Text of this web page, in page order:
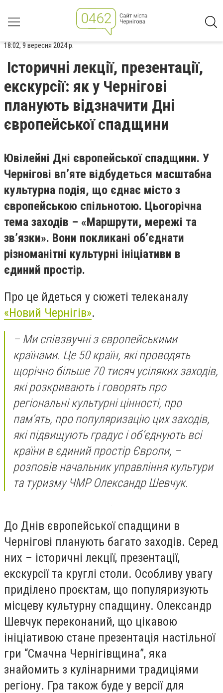
18:02, 9 вересня 2024 р.
Історичні лекції, презентації,
екскурсії: як у Чернігові
планують відзначити Дні
європейської спадщини
Ювілейні Дні європейської спадщини. У
Чернігові вп’яте відбудеться масштабна
культурна подія, що єднає місто з
європейською спільнотою. Цьогорічна
тема заходів – «Маршрути, мережі та
зв’язки». Вони покликані об’єднати
різноманітні культурні ініціативи в
єдиний простір.
Про це йдеться у сюжеті телеканалу
«Новий Чернігів».
– Ми співзвучні з європейськими
країнами. Це 50 країн, які проводять
щорічно більше 70 тисяч усіляких заходів,
які розкривають і говорять про
регіональні культурні цінності, про
пам’ять, про популяризацію цих заходів,
які підвищують градус і об’єднують всі
країни в єдиний простір Європи, –
розповів начальник управління культури
та туризму ЧМР Олександр Шевчук.
До Днів європейської спадщини в
Чернігові планують багато заходів. Серед
них – історичні лекції, презентації,
екскурсії та круглі столи. Особливу увагу
приділено проєктам, що популяризують
місцеву культурну спадщину. Олександр
Шевчук переконаний, що цікавою
ініціативою стане презентація настільної
гри “Смачна Чернігівщина”, яка
знайомить з кулінарними традиціями
регіону. Гра також буде у версії для